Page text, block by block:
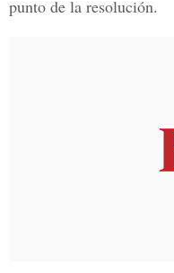
punto de la resolución.